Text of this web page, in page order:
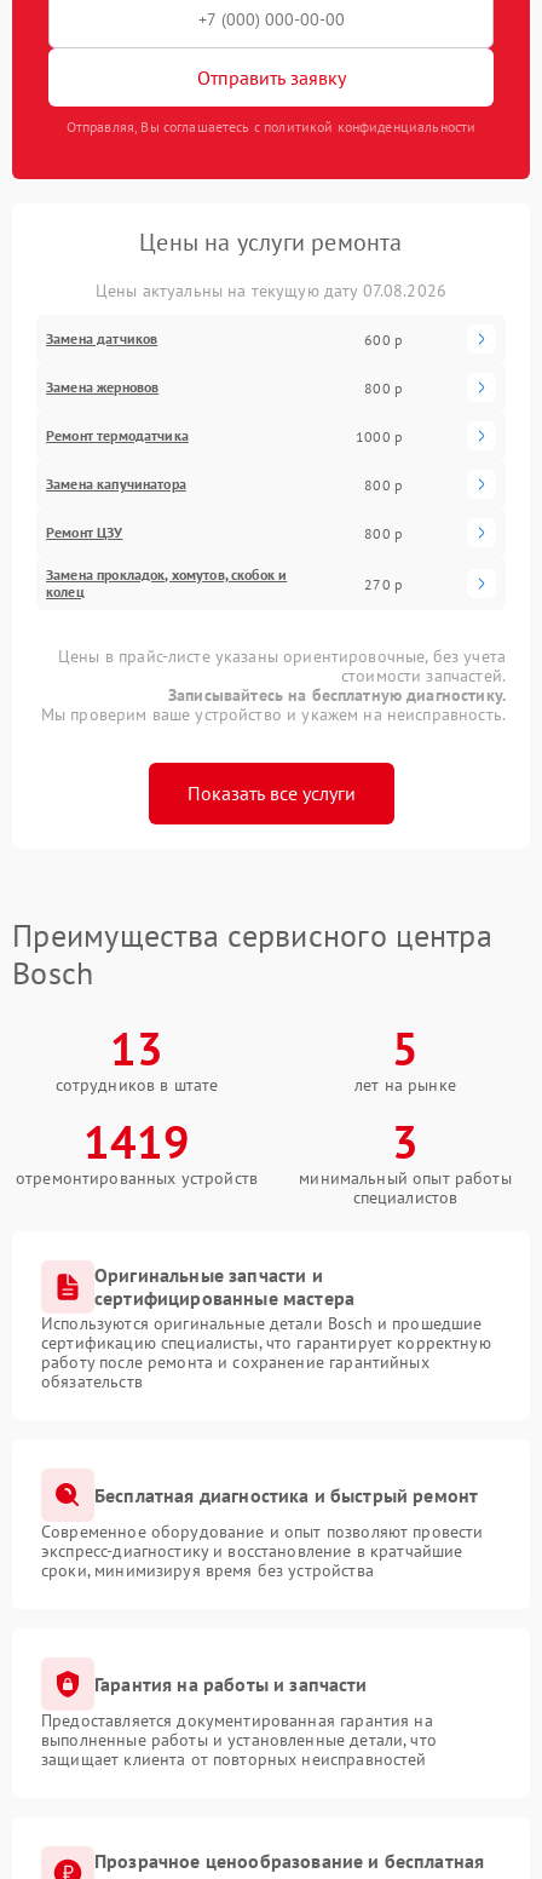
Отправить заявку
Отправляя, Вы соглашаетесь с политикой конфиденциальности
Цены на услуги ремонта
Цены актуальны на текущую дату 07.08.2026
Замена датчиков 600 р
Замена жерновов 800 р
Ремонт термодатчика 1000 р
Замена капучинатора 800 р
Ремонт ЦЗУ 800 р
Замена прокладок, хомутов, скобок и
колец
270 р
Цены в прайс-листе указаны ориентировочные, без учета
стоимости запчастей.
Записывайтесь на бесплатную диагностику.
Мы проверим ваше устройство и укажем на неисправность.
Показать все услуги
Преимущества сервисного центра
Bosch
13
сотрудников в штате
5
лет на рынке
1419
отремонтированных устройств
3
минимальный опыт работы
специалистов
Оригинальные запчасти и
сертифицированные мастера
Используются оригинальные детали Bosch и прошедшие
сертификацию специалисты, что гарантирует корректную
работу после ремонта и сохранение гарантийных
обязательств
Бесплатная диагностика и быстрый ремонт
Современное оборудование и опыт позволяют провести
экспресс-диагностику и восстановление в кратчайшие
сроки, минимизируя время без устройства
Гарантия на работы и запчасти
Предоставляется документированная гарантия на
выполненные работы и установленные детали, что
защищает клиента от повторных неисправностей
Прозрачное ценообразование и бесплатная